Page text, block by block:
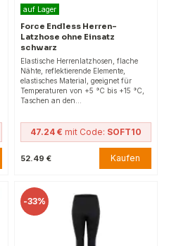
auf Lager
Force Endless Herren-
Latzhose ohne Einsatz
schwarz
Elastische Herrenlatzhosen, flache
Nähte, reflektierende Elemente,
elastisches Material, geeignet für
Temperaturen von +5 °C bis +15 °C,
Taschen an den…
47.24 € mit Code: SOFT10
52.49 € Kaufen
-33%